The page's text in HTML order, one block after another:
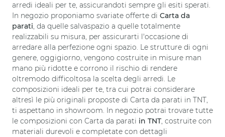
arredi ideali per te, assicurandoti sempre gli esiti sperati.
In negozio proponiamo svariate offerte di Carta da
parati, da quelle salvaspazio a quelle totalmente
realizzabili su misura, per assicurarti l'occasione di
arredare alla perfezione ogni spazio. Le strutture di ogni
genere, oggigiorno, vengono costruite in misure man
mano più ridotte e corrono il rischio di rendere
oltremodo difficoltosa la scelta degli arredi. Le
composizioni ideali per te, tra cui potrai considerare
altresì le più originali proposte di Carta da parati in TNT,
ti aspettano in showroom. In negozio potrai trovare tutte
le composizioni con Carta da parati in TNT, costruite con
materiali durevoli e completate con dettagli